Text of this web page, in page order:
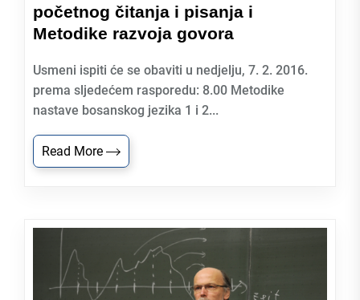
početnog čitanja i pisanja i
Metodike razvoja govora
Usmeni ispiti će se obaviti u nedjelju, 7. 2. 2016.
prema sljedećem rasporedu: 8.00 Metodike
nastave bosanskog jezika 1 i 2...
Read More